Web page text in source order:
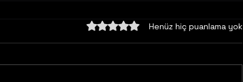
5 üzerinden 0 yıldızHenüz hiç puanlama yok